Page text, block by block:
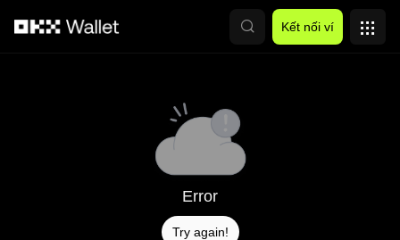
Kết nối ví
Error
Try again!